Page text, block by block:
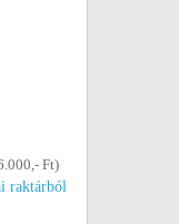
Ft)
raktárból